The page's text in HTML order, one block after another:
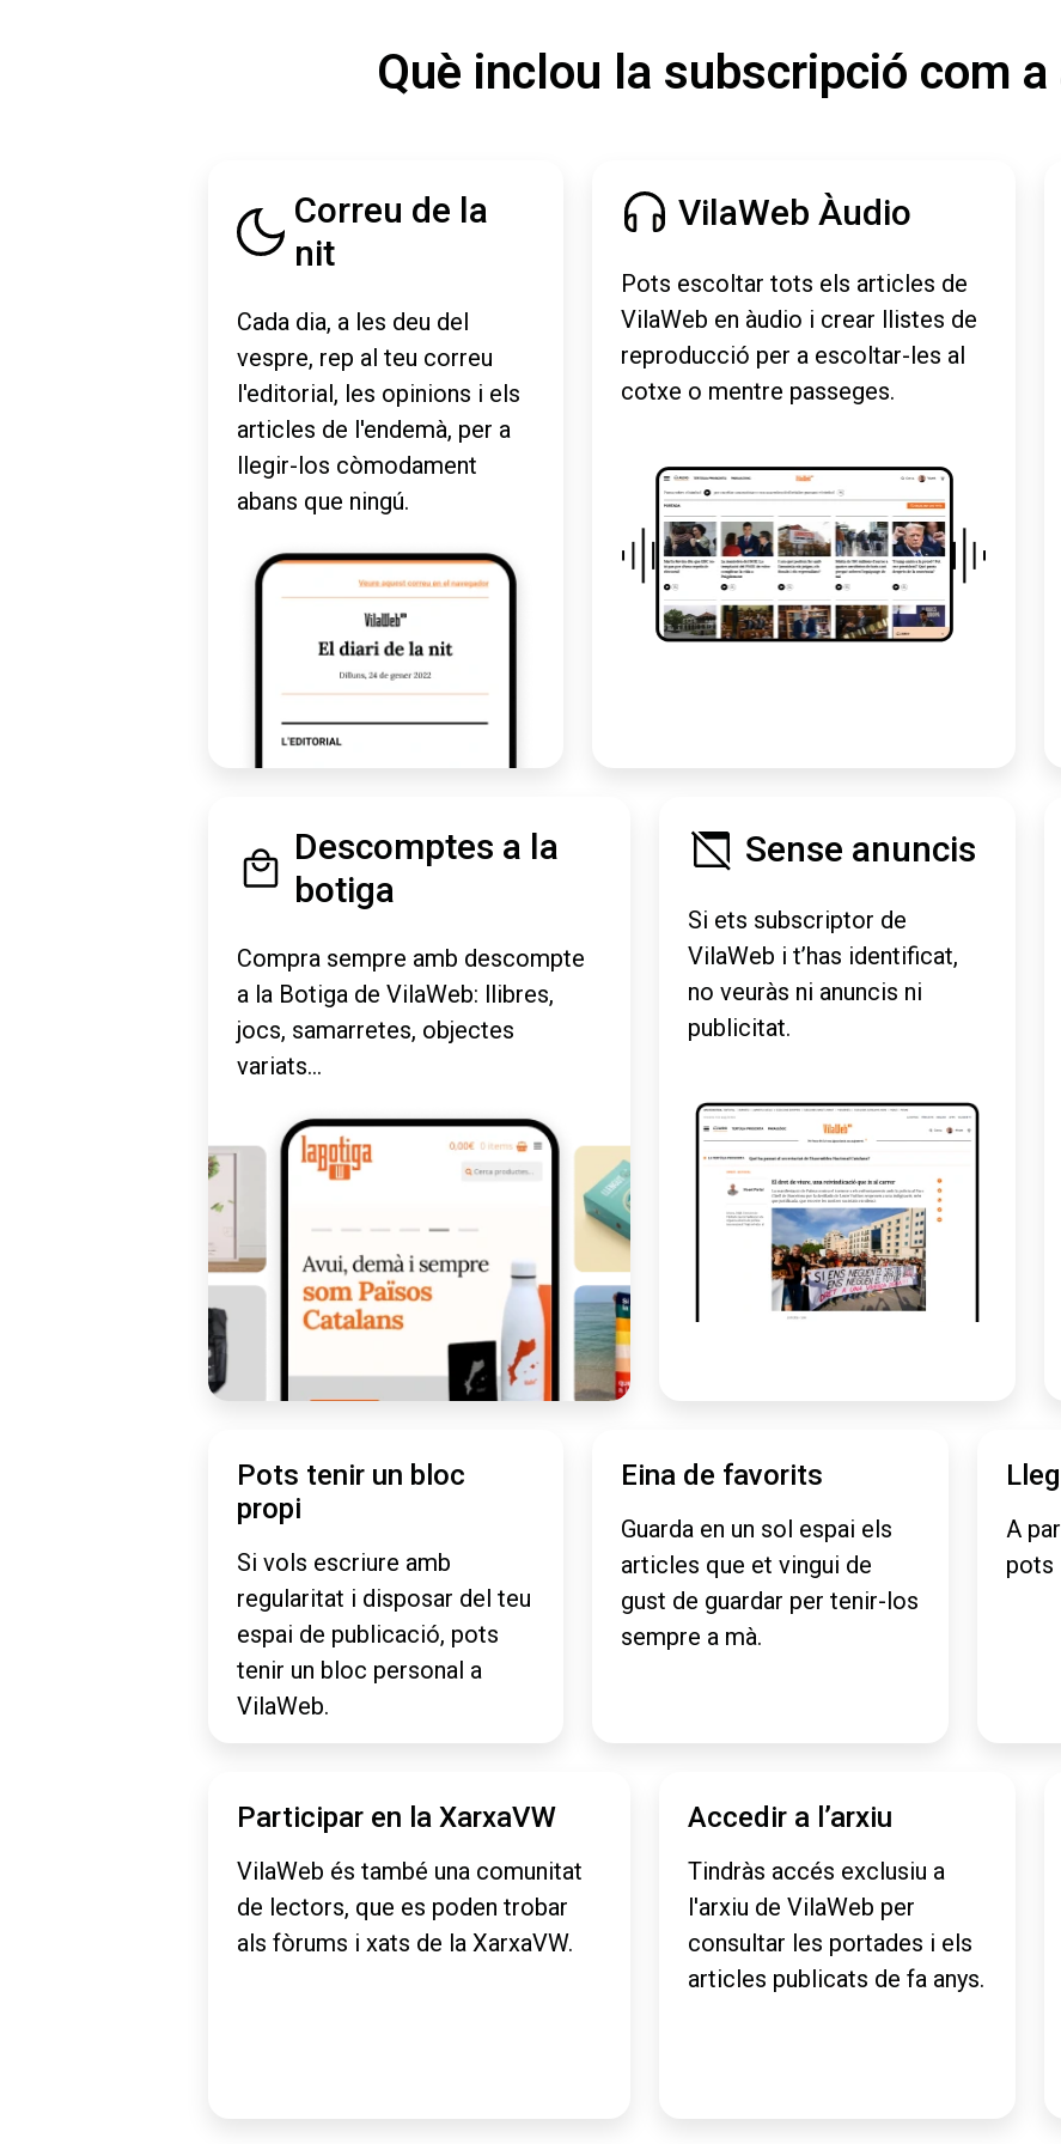
Què inclou la subscripció com
Correu de la
nit
Cada dia, a les deu del
vespre, rep al teu correu
l'editorial, les opinions i els
articles de l'endemà, per a
llegir-los còmodament
abans que ningú.
VilaWeb Àudio
Pots escoltar tots els articles de
VilaWeb en àudio i crear llistes de
reproducció per a escoltar-les al
cotxe o mentre passeges.
Descomptes a la
botiga
Compra sempre amb descompte
a la Botiga de VilaWeb: llibres,
jocs, samarretes, objectes
variats...
Sense anuncis
Si ets subscriptor de
VilaWeb i t’has identificat,
no veuràs ni anuncis ni
publicitat.
Pots tenir un bloc
propi
Si vols escriure amb
regularitat i disposar del teu
espai de publicació, pots
tenir un bloc personal a
VilaWeb.
Eina de favorits
Guarda en un sol espai els
articles que et vingui de
gust de guardar per tenir-los
sempre a mà.
A
pots
Participar en la XarxaVW
VilaWeb és també una comunitat
de lectors, que es poden trobar
als fòrums i xats de la XarxaVW.
Accedir a l’arxiu
Tindràs accés exclusiu a
l'arxiu de VilaWeb per
consultar les portades i els
articles publicats de fa anys.